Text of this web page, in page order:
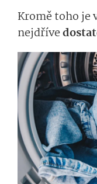
Kromě toho je
nejdříve